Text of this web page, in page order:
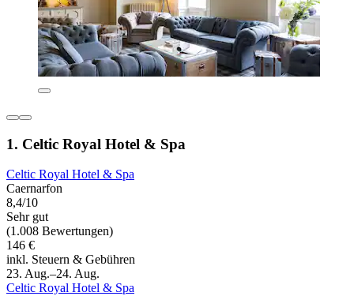
1. Celtic Royal Hotel & Spa
Celtic Royal Hotel & Spa
Caernarfon
8,4/10
Sehr gut
(1.008 Bewertungen)
146 €
inkl. Steuern & Gebühren
23. Aug.–24. Aug.
Celtic Royal Hotel & Spa